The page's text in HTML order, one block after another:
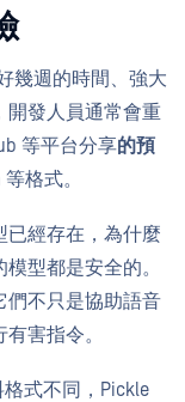
幾週的時間、強大
開發人員通常會重
等平台分享的預
格式。
已經存在，為什麼
型都是安全的。
們不只是協助語音
害指令。
式不同，Pickle